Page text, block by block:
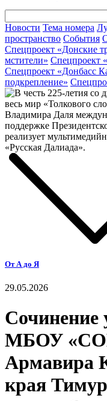
Новости Тема номера
пространство События
Спецпроект «Донские
мстители» Спецпроект
Спецпроект «Донбасс
подкрепление»
От А до Я
29.05.2026
Сочинение
МБОУ
Армавира
края